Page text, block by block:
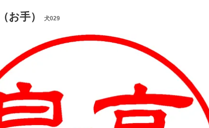
お手） 犬029